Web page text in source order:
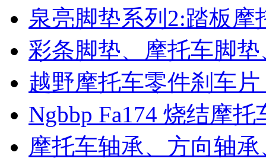
泉亮脚垫系列2:踏板
彩条脚垫、摩托车脚
越野摩托车零件刹车片
Ngbbp Fa174 烧结摩
摩托车轴承、方向轴